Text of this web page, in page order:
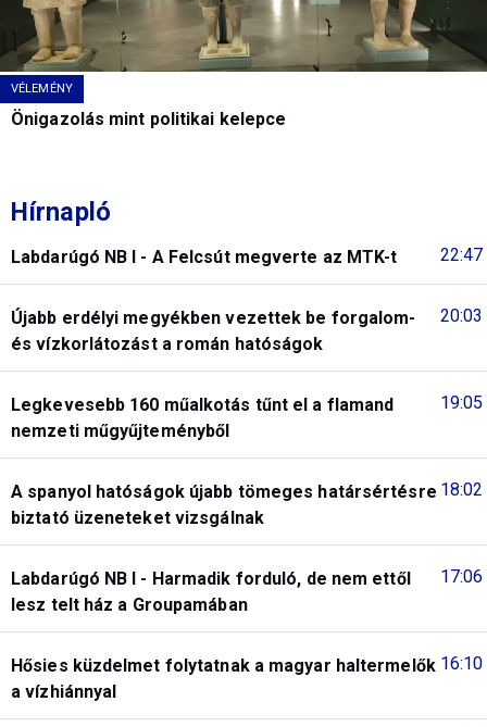
VÉLEMÉNY
Önigazolás mint politikai kelepce
Hírnapló
22:47
Labdarúgó NB I - A Felcsút megverte az MTK-t
20:03
Újabb erdélyi megyékben vezettek be forgalom-
és vízkorlátozást a román hatóságok
19:05
Legkevesebb 160 műalkotás tűnt el a flamand
nemzeti műgyűjteményből
18:02
A spanyol hatóságok újabb tömeges határsértésre
biztató üzeneteket vizsgálnak
17:06
Labdarúgó NB I - Harmadik forduló, de nem ettől
lesz telt ház a Groupamában
16:10
Hősies küzdelmet folytatnak a magyar haltermelők
a vízhiánnyal